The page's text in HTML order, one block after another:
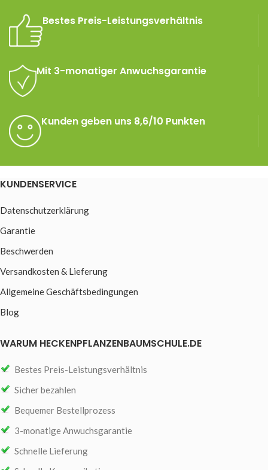
Bestes Preis-Leistungsverhältnis
Mit 3-monatiger Anwuchsgarantie
Kunden geben uns 8,6/10 Punkten
KUNDENSERVICE
Datenschutzerklärung
Garantie
Beschwerden
Versandkosten & Lieferung
Allgemeine Geschäftsbedingungen
Blog
WARUM HECKENPFLANZENBAUMSCHULE.DE
Bestes Preis-Leistungsverhältnis
Sicher bezahlen
Bequemer Bestellprozess
3-monatige Anwuchsgarantie
Schnelle Lieferung